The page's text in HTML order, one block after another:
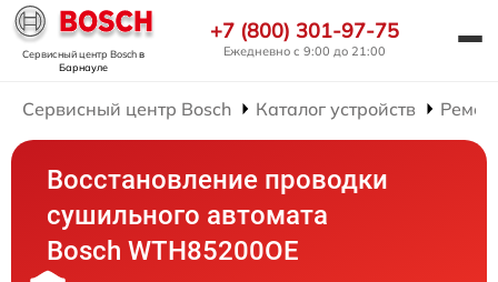
Сервисный центр Boschв
Барнауле
+7 (800) 301-97-75
Ежедневно с 9:00 до 21:00
Сервисный центр Bosch Каталог устройств
Восстановление проводки
сушильного автомата
Bosch WTH85200OE